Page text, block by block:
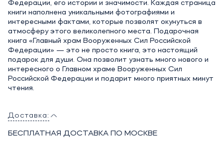
Федерации, его истории и значимости. Каждая страница
книги наполнена уникальными фотографиями и
интересными фактами, которые позволят окунуться в
атмосферу этого великолепного места. Подарочная
книга «Главный храм Вооруженных Сил Российской
Федерации» — это не просто книга, это настоящий
подарок для души. Она позволит узнать много нового и
интересного о Главном храме Вооруженных Сил
Российской Федерации и подарит много приятных минут
чтения.
Доставка:
БЕСПЛАТНАЯ ДОСТАВКА ПО МОСКВЕ